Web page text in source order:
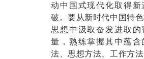
动中国式现代化取得新
破。要从新时代中国特
思想中汲取奋发进取的
量，熟练掌握其中蕴含
法、思想方法、工作方